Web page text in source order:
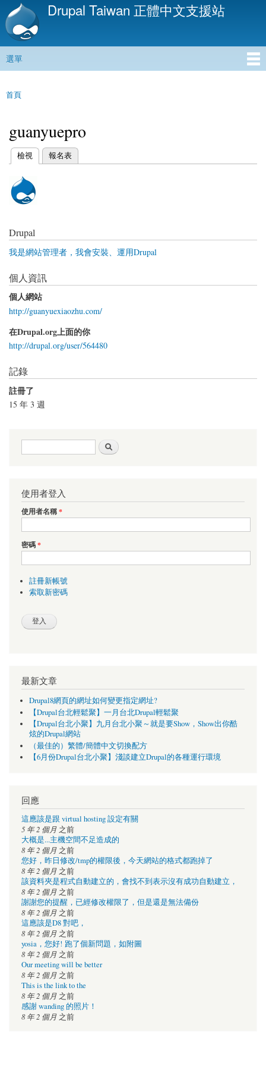
移
內
Drupal Taiwan 正體中文支援站
主選單
選單
您在這裡
首頁
guanyuepro
主要索引標籤
檢視
(作用中頁籤) 報名表
Drupal
我是網站管理者，我會安裝、運用Drupal
個人資訊
個人網站
http://guanyuexiaozhu.com/
在Drupal.org上面的你
http://drupal.org/user/564480
記錄
註冊了
15 年 3 週
搜尋表單
使用者登入
使用者名稱*
密碼*
註冊新帳號
索取新密碼
最新文章
Drupal8網頁的網址如何變更指定網址?
【Drupal台北輕鬆聚】一月台北Drupal輕鬆聚
【Drupal台北小聚】九月台北小聚～就是要Show，Show出你酷
炫的Drupal網站
（最佳的）繁體/簡體中文切換配方
【6月份Drupal台北小聚】淺談建立Drupal的各種運行環境
回應
這應該是跟 virtual hosting 設定有關
5 年 2 個月 之前
大概是...主機空間不足造成的
8 年 2 個月 之前
您好，昨日修改/tmp的權限後，今天網站的格式都跑掉了
8 年 2 個月 之前
該資料夾是程式自動建立的，會找不到表示沒有成功自動建立，
8 年 2 個月 之前
謝謝您的提醒，已經修改權限了，但是還是無法備份
8 年 2 個月 之前
這應該是D8 對吧，
8 年 2 個月 之前
yosia，您好! 跑了個新問題，如附圖
8 年 2 個月 之前
Our meeting will be better
8 年 2 個月 之前
This is the link to the
8 年 2 個月 之前
感謝 wanding 的照片！
8 年 2 個月 之前